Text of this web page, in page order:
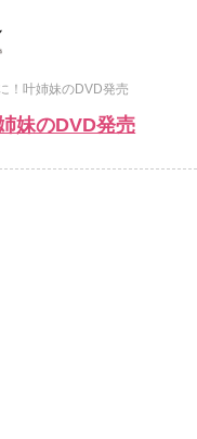
！叶姉妹のDVD発売
妹のDVD発売